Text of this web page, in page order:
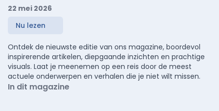
22 mei 2026
Nu lezen
Ontdek de nieuwste editie van ons magazine, boordevol
inspirerende artikelen, diepgaande inzichten en prachtige
visuals. Laat je meenemen op een reis door de meest
actuele onderwerpen en verhalen die je niet wilt missen.
In dit magazine